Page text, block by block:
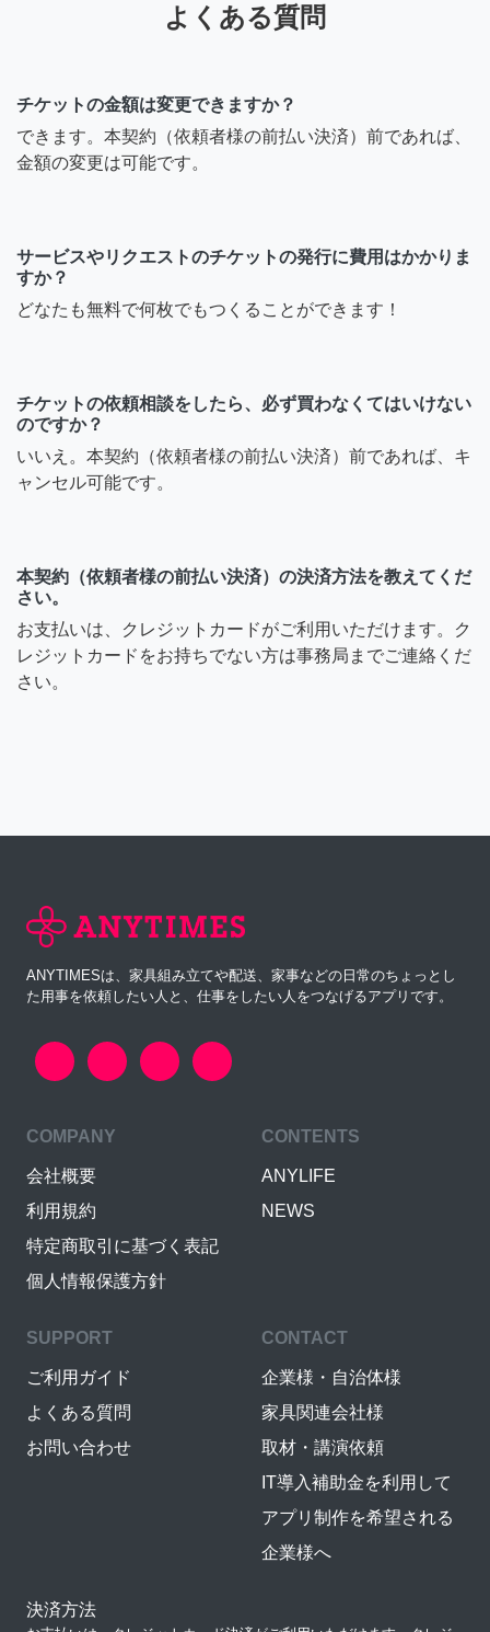
よくある質問
チケットの金額は変更できますか？
できます。本契約（依頼者様の前払い決済）前であれば、
金額の変更は可能です。
サービスやリクエストのチケットの発行に費用はかかりま
すか？
どなたも無料で何枚でもつくることができます！
チケットの依頼相談をしたら、必ず買わなくてはいけない
のですか？
いいえ。本契約（依頼者様の前払い決済）前であれば、キ
ャンセル可能です。
本契約（依頼者様の前払い決済）の決済方法を教えてくだ
さい。
お支払いは、クレジットカードがご利用いただけます。ク
レジットカードをお持ちでない方は事務局までご連絡くだ
さい。
ANYTIMESは、家具組み立てや配送、家事などの日常のちょっとし
た用事を依頼したい人と、仕事をしたい人をつなげるアプリです。
COMPANY
会社概要
利用規約
特定商取引に基づく表記
個人情報保護方針
CONTENTS
ANYLIFE
NEWS
SUPPORT
ご利用ガイド
よくある質問
お問い合わせ
CONTACT
企業様・自治体様
家具関連会社様
取材・講演依頼
IT導入補助金を利用して
アプリ制作を希望される
企業様へ
決済方法